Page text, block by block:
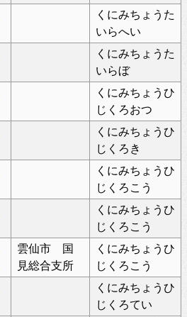
くにみちょうた
いらへい
くにみちょうた
いらぼ
くにみちょうひ
じくろおつ
くにみちょうひ
じくろき
くにみちょうひ
じくろこう
くにみちょうひ
じくろこう
雲仙市 国
見総合支所
くにみちょうひ
じくろこう
くにみちょうひ
じくろてい